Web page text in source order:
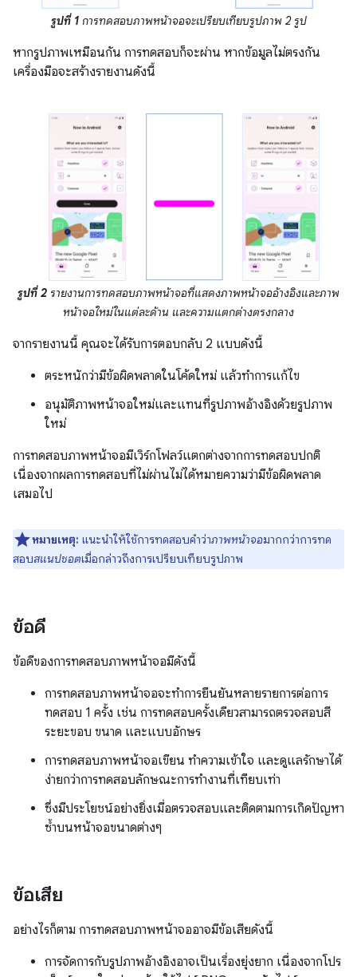
รูปที่ 1การทดสอบภาพหน้าจอจะเปรียบเทียบรูปภาพ 2 รูป
หากรูปภาพเหมือนกัน การทดสอบก็จะผ่าน หากข้อมูลไม่ตรงกัน
เครื่องมือจะสร้างรายงานดังนี้
รูปที่ 2 รายงานการทดสอบภาพหน้าจอที่แสดงภาพหน้าจออ้างอิงและภาพ
หน้าจอใหม่ในแต่ละด้าน และความแตกต่างตรงกลาง
จากรายงานนี้ คุณจะได้รับการตอบกลับ 2 แบบดังนี้
ตระหนักว่ามีข้อผิดพลาดในโค้ดใหม่ แล้วทำการแก้ไข
อนุมัติภาพหน้าจอใหม่และแทนที่รูปภาพอ้างอิงด้วยรูปภาพ
ใหม่
การทดสอบภาพหน้าจอมีเวิร์กโฟลว์แตกต่างจากการทดสอบปกติ
เนื่องจากผลการทดสอบที่ไม่ผ่านไม่ได้หมายความว่ามีข้อผิดพลาด
เสมอไป
หมายเหตุ: แนะนำให้ใช้การทดสอบคำว่าภาพหน้าจอมากกว่าการทด
สอบสแนปชอตเมื่อกล่าวถึงการเปรียบเทียบรูปภาพ
ข้อดี
ข้อดีของการทดสอบภาพหน้าจอมีดังนี้
การทดสอบภาพหน้าจอจะทำการยืนยันหลายรายการต่อการ
ทดสอบ 1 ครั้ง เช่น การทดสอบครั้งเดียวสามารถตรวจสอบสี
ระยะขอบ ขนาด และแบบอักษร
การทดสอบภาพหน้าจอเขียน ทำความเข้าใจ และดูแลรักษาได้
ง่ายกว่าการทดสอบลักษณะการทำงานที่เทียบเท่า
ซึ่งมีประโยชน์อย่างยิ่งเมื่อตรวจสอบและติดตามการเกิดปัญหา
ซ้ำบนหน้าจอขนาดต่างๆ
ข้อเสีย
อย่างไรก็ตาม การทดสอบภาพหน้าจออาจมีข้อเสียดังนี้
การจัดการกับรูปภาพอ้างอิงอาจเป็นเรื่องยุ่งยาก เนื่องจากโปร